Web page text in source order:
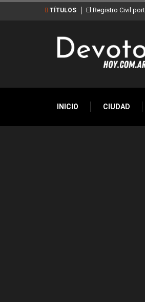
TÍTULOS El Registro Civil
INICIO CIUDAD